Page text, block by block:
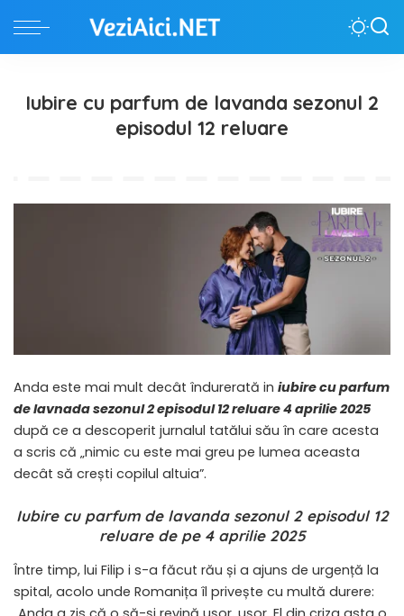
Iubire cu parfum de lavanda sezonul 2
episodul 12 reluare
Anda este mai mult decât îndurerată in iubire cu parfum
de lavnada sezonul 2 episodul 12 reluare 4 aprilie 2025
după ce a descoperit jurnalul tatălui său în care acesta
a scris că „nimic cu este mai greu pe lumea aceasta
decât să crești copilul altuia”.
Iubire cu parfum de lavanda sezonul 2 episodul 12
reluare de pe 4 aprilie 2025
Între timp, lui Filip i s-a făcut rău și a ajuns de urgență la
spital, acolo unde Romanița îl privește cu multă durere: